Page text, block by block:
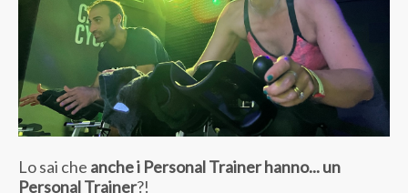
Lo sai che anche i Personal Trainer hanno... un
Personal Trainer?!